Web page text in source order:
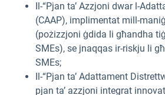
Il-“Pjan ta’ Azzjoni dwar l-
(CAAP), implimentat mill-
(pożizzjoni ġdida li għandha
SMEs), se jnaqqas ir-riskju li
SMEs;
Il-“Pjan ta’ Adattament
pjan ta’ azzjoni integrat